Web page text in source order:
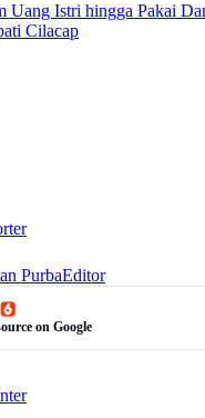
Uang Istri hingga Pakai
Cilacap
PurbaEditor
on Google